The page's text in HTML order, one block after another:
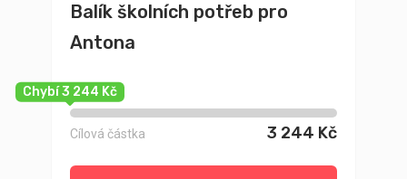
Balík školních potřeb pro
Antona
Chybí 3 244 Kč
Cílová částka 3 244 Kč